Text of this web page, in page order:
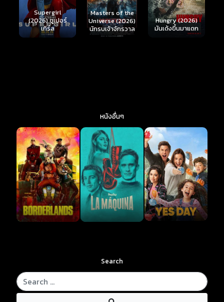
Masters of the
Universe (2026)
นักรบเจ้าจักรวาล
Hungry (2026)
มันเด้งขึ้นมาแดก
Ready or Not 2:
Here I Come
(2026) เกมพร้อม
ตาย 2
หนังอื่นๆ
Search